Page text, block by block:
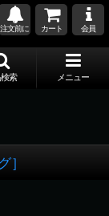
注文前に カート 会員
索 メニュー
］